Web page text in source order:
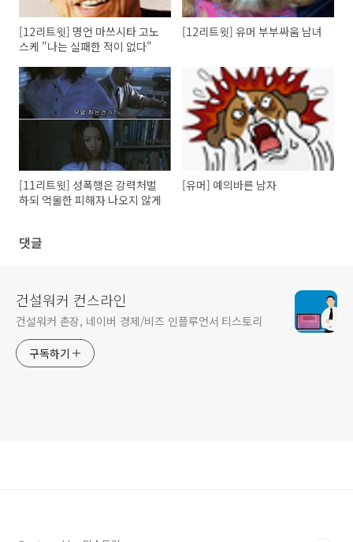
[12리트윗] 명언 마쓰시타 고노
스케 "나는 실패한 적이 없다"
[12리트윗] 유머 부부싸움 남녀
[11리트윗] 성폭행은 강력처벌
하되 억울한 피해자 나오지 않게
[유머] 예의바른 남자
댓글
건설워커 컨스라인
건설워커 촌장, 네이버 경제/비즈 인플루언서 티스토리
구독하기